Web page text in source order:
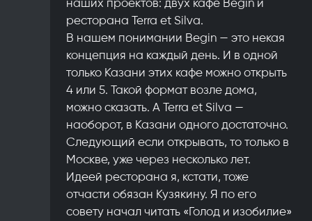
наших проектов: двух кафе Begin и
ресторана Terra et Silva.
В нашем понимании Begin — это некая
концепция на каждый день. И в одной
только Казани этих кафе можно открыть
4 или 5. Такой формат возле дома,
можно сказать. А Terra et Silva —
наоборот, в Казани одного достаточно.
Следующий если открывать, то только в
Москве, уже через несколько лет.
Идеей ресторана я, кстати, тоже
отчасти обязан Кузякину. Я по его
совету начал читать «Голод и изобилие»